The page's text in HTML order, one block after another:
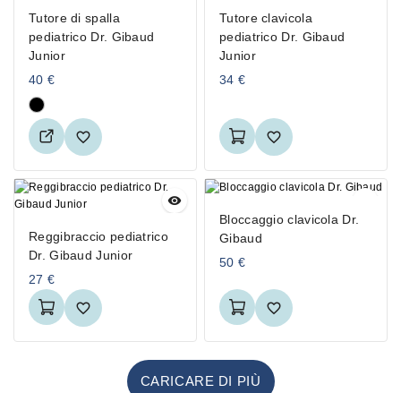
Tutore di spalla
pediatrico Dr. Gibaud
Junior
40 €
Tutore clavicola
pediatrico Dr. Gibaud
Junior
34 €
Reggibraccio pediatrico
Dr. Gibaud Junior
27 €
Bloccaggio clavicola Dr.
Gibaud
50 €
CARICARE DI PIÙ